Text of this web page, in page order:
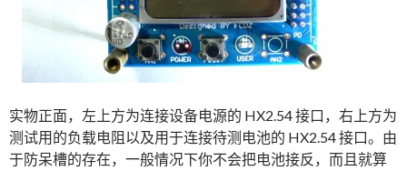
实物正面，左上方为连接设备电源的 HX2.54 接口，右上方为
测试用的负载电阻以及用于连接待测电池的 HX2.54 接口。由
于防呆槽的存在，一般情况下你不会把电池接反，而且就算